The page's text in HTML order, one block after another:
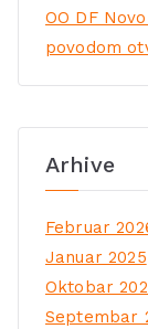
OO DF
povodom
Arhive
Februar
Januar 2025
Oktobar
Septembar